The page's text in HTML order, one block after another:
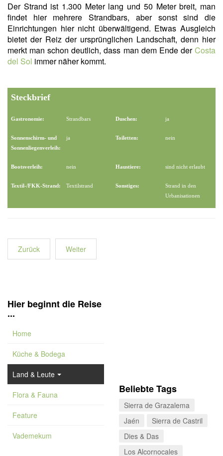
Der Strand ist 1.300 Meter lang und 50 Meter breit, man
findet hier mehrere Strandbars, aber sonst sind die
Einrichtungen hier nicht überwältigend. Etwas Ausgleich
bietet der Reiz der ursprünglichen Landschaft, denn hier
merkt man schon deutlich, dass man dem Ende derCosta
del Sol immer näher kommt.
Steckbrief
Gastronomie: Strandbars Duschen: ja
Sonnenschirm- und
Sonnenliegenverleih:
ja Toiletten: nein
Bootsverleih: nein Haustiere: sind nicht erlaubt
Textil-/FKK-Strand: Textilstrand Sonstiges:
Strand in den
Urbanisationen
Zurück Weiter
Hier beginnt die Reise
...
Home
Küche & Bodega
Land & Leute
Flora & Fauna
Feature
Vademekum
Beliebte Tags
Sierra de Grazalema
Jaén
Sierra de Castril
Dies & Das
Los Alcornocales